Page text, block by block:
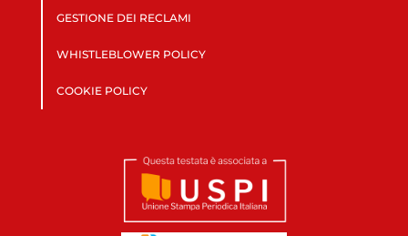
GESTIONE DEI RECLAMI
WHISTLEBLOWER POLICY
COOKIE POLICY